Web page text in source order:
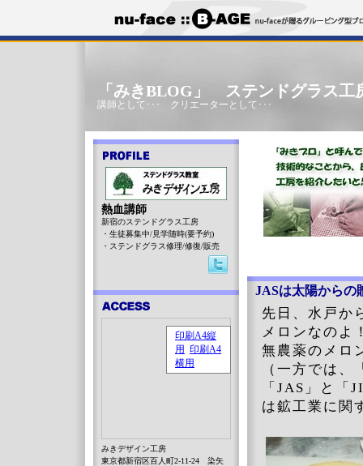
「みきBLOG」 ステンドグラス工
講師として･･･ クリエーターとして･･･
JASは太陽からの
先日、水戸か
メロンなのよ
無農薬のメロ
（一方では
「JAS」と
は鉱工業に関
熱血講師
新宿のステンドグラス工房
・生徒募集中/見学随時(要予約)
・ステンドグラス修理/修復/販売
みきデザイン工房
東京都新宿区百人町2-11-24 染矢